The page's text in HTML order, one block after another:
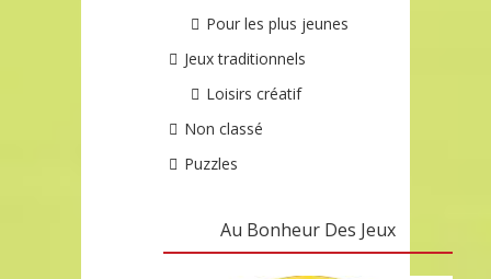
Pour les plus jeunes
Jeux traditionnels
Loisirs créatif
Non classé
Puzzles
Au Bonheur Des Jeux